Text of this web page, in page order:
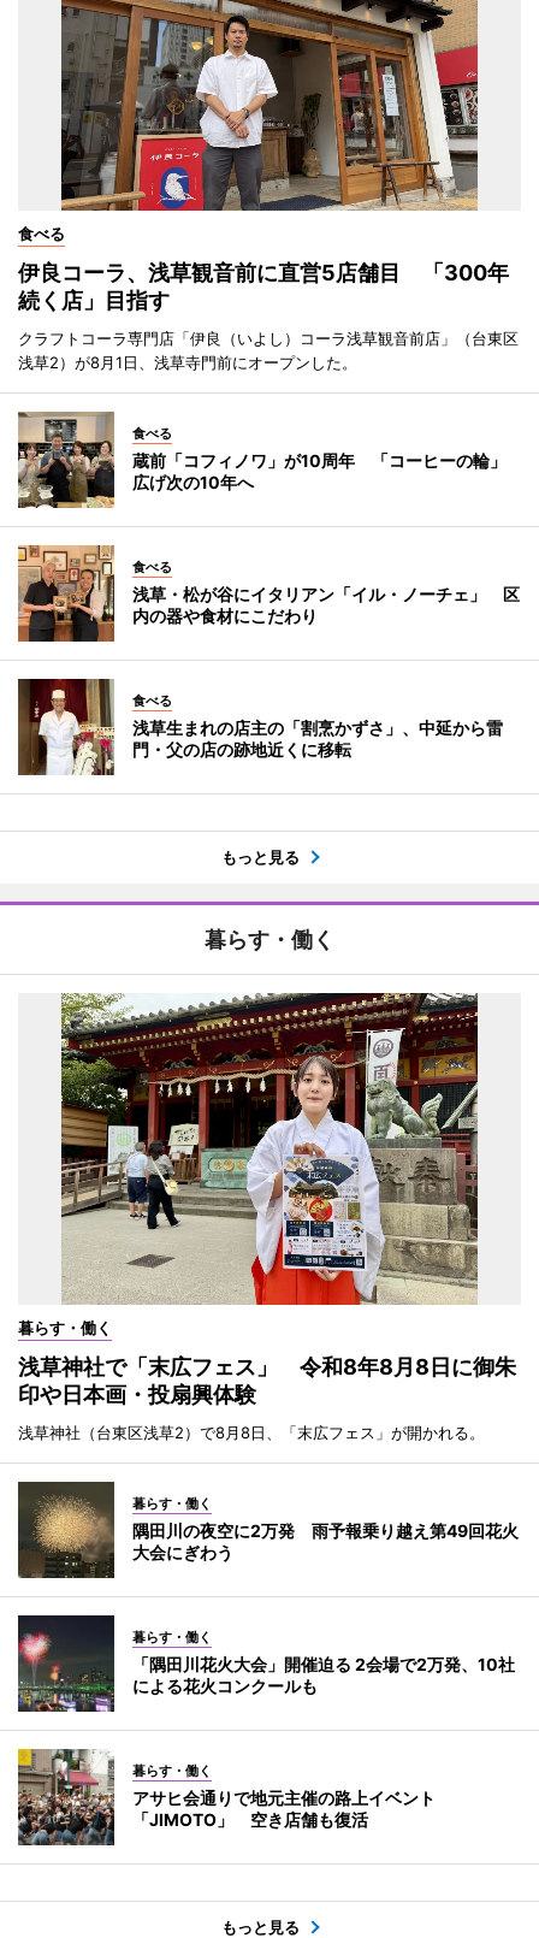
食べる
伊良コーラ、浅草観音前に直営5店舗目 「300年
続く店」目指す
クラフトコーラ専門店「伊良（いよし）コーラ浅草観音前店」（台東区
浅草2）が8月1日、浅草寺門前にオープンした。
食べる
蔵前「コフィノワ」が10周年 「コーヒーの輪」
広げ次の10年へ
食べる
浅草・松が谷にイタリアン「イル・ノーチェ」 区
内の器や食材にこだわり
食べる
浅草生まれの店主の「割烹かずさ」、中延から雷
門・父の店の跡地近くに移転
もっと見る
暮らす・働く
暮らす・働く
浅草神社で「末広フェス」 令和8年8月8日に御朱
印や日本画・投扇興体験
浅草神社（台東区浅草2）で8月8日、「末広フェス」が開かれる。
暮らす・働く
隅田川の夜空に2万発 雨予報乗り越え第49回花火
大会にぎわう
暮らす・働く
「隅田川花火大会」開催迫る 2会場で2万発、10社
による花火コンクールも
暮らす・働く
アサヒ会通りで地元主催の路上イベント
「JIMOTO」 空き店舗も復活
もっと見る